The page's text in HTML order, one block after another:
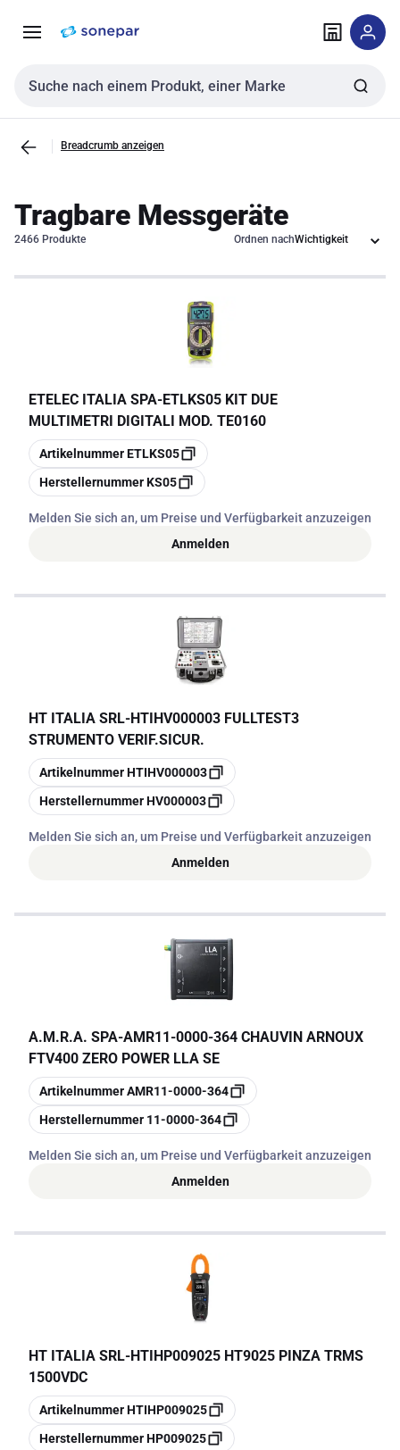
NavigationInhalt
Sucheingabe
Breadcrumb anzeigen
Tragbare Messgeräte
2466 Produkte Ordnen nach
ETELEC ITALIA SPA-ETLKS05 KIT DUE
MULTIMETRI DIGITALI MOD. TE0160
Kopieren
ArtikelnummerETLKS05
Kopieren
HerstellernummerKS05
Melden Sie sich an, um Preise und Verfügbarkeit anzuzeigen
Anmelden
HT ITALIA SRL-HTIHV000003 FULLTEST3
STRUMENTO VERIF.SICUR.
Kopieren
ArtikelnummerHTIHV000003
Kopieren
HerstellernummerHV000003
Melden Sie sich an, um Preise und Verfügbarkeit anzuzeigen
Anmelden
A.M.R.A. SPA-AMR11-0000-364 CHAUVIN ARNOUX
FTV400 ZERO POWER LLA SE
Kopieren
ArtikelnummerAMR11-0000-364
Kopieren
Herstellernummer 11-0000-364
Melden Sie sich an, um Preise und Verfügbarkeit anzuzeigen
Anmelden
HT ITALIA SRL-HTIHP009025 HT9025 PINZA TRMS
1500VDC
Kopieren
ArtikelnummerHTIHP009025
Kopieren
HerstellernummerHP009025